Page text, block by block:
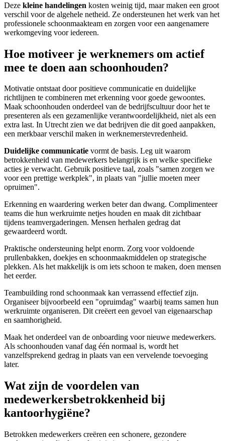
Deze kleine handelingen kosten weinig tijd, maar maken een groot
verschil voor de algehele netheid. Ze ondersteunen het werk van het
professionele schoonmaakteam en zorgen voor een aangenamere
werkomgeving voor iedereen.
Hoe motiveer je werknemers om actief
mee te doen aan schoonhouden?
Motivatie ontstaat door positieve communicatie en duidelijke
richtlijnen te combineren met erkenning voor goede gewoontes.
Maak schoonhouden onderdeel van de bedrijfscultuur door het te
presenteren als een gezamenlijke verantwoordelijkheid, niet als een
extra last. In Utrecht zien we dat bedrijven die dit goed aanpakken,
een merkbaar verschil maken in werknemerstevredenheid.
Duidelijke communicatie vormt de basis. Leg uit waarom
betrokkenheid van medewerkers belangrijk is en welke specifieke
acties je verwacht. Gebruik positieve taal, zoals "samen zorgen we
voor een prettige werkplek", in plaats van "jullie moeten meer
opruimen".
Erkenning en waardering werken beter dan dwang. Complimenteer
teams die hun werkruimte netjes houden en maak dit zichtbaar
tijdens teamvergaderingen. Mensen herhalen gedrag dat
gewaardeerd wordt.
Praktische ondersteuning helpt enorm. Zorg voor voldoende
prullenbakken, doekjes en schoonmaakmiddelen op strategische
plekken. Als het makkelijk is om iets schoon te maken, doen mensen
het eerder.
Teambuilding rond schoonmaak kan verrassend effectief zijn.
Organiseer bijvoorbeeld een "opruimdag" waarbij teams samen hun
werkruimte organiseren. Dit creëert een gevoel van eigenaarschap
en saamhorigheid.
Maak het onderdeel van de onboarding voor nieuwe medewerkers.
Als schoonhouden vanaf dag één normaal is, wordt het
vanzelfsprekend gedrag in plaats van een vervelende toevoeging
later.
Wat zijn de voordelen van
medewerkersbetrokkenheid bij
kantoorhygiëne?
Betrokken medewerkers creëren een schonere, gezondere